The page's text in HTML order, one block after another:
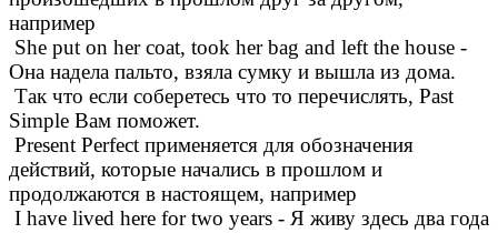
например
She put on her coat, took her bag and left the house -
Она надела пальто, взяла сумку и вышла из дома.
Так что если соберетесь что то перечислять, Past
Simple Вам поможет.
Present Perfect применяется для обозначения
действий, которые начались в прошлом и
продолжаются в настоящем, например
I have lived here for two years - Я живу здесь два года